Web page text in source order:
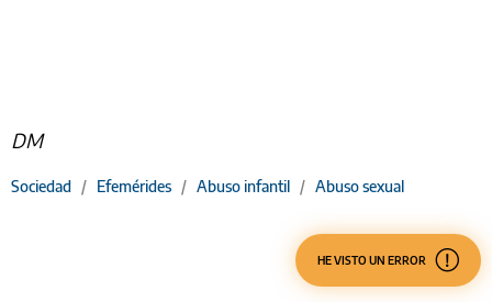
DM
Sociedad / Efemérides / Abuso infantil / Abuso sexual
HE VISTO UN ERROR